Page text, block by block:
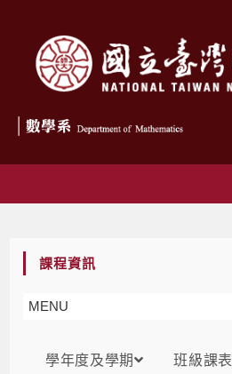
課程資訊
MENU
學年度及學期 班級課表